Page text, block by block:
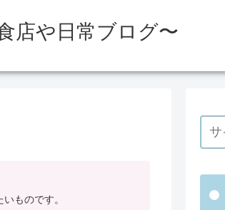
店や日常ブログ〜
ものです。